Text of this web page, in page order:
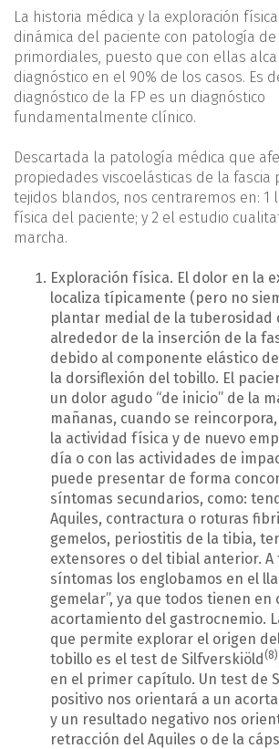
La historia médica y la exploración
dinámica del paciente con patología de
primordiales, puesto que con ellas
diagnóstico en el 90% de los casos. Es
diagnóstico de la FP es un diagnóstico
fundamentalmente clínico.
Descartada la patología médica que
propiedades viscoelásticas de la fascia
tejidos blandos, nos centraremos en: 1
física del paciente; y 2 el estudio
marcha.
Exploración física. El dolor en la
localiza típicamente (pero no
plantar medial de la tuberosidad
alrededor de la inserción de la
debido al componente elástico
la dorsiflexión del tobillo. El
un dolor agudo “de inicio” de la
mañanas, cuando se
la actividad física y de nuevo
día o con las actividades de
puede presentar de forma
síntomas secundarios, como:
Aquiles, contractura o roturas
gemelos, periostitis de la tibia,
extensores o del tibial anterior. A
síntomas los englobamos en el
gemelar”, ya que todos tienen en
acortamiento del gastrocnemio.
que permite explorar el origen
tobillo es el test de Silfverskiöld(8)
en el primer capítulo. Un test de
positivo nos orientará a un
y un resultado negativo nos
retracción del Aquiles o de la